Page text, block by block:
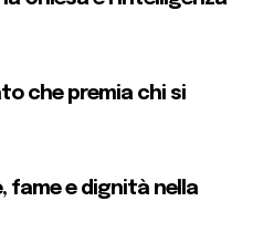
che premia chi si
fame e dignità nella